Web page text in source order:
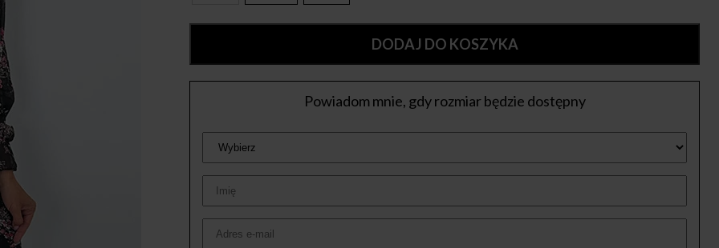
DODAJ DO KOSZYKA
Powiadom mnie, gdy rozmiar będzie dostępny